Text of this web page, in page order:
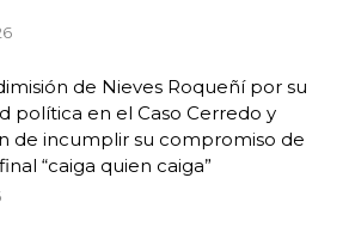
de Nieves Roqueñí por su
política en el Caso Cerredo y
de incumplir su compromiso de
“caiga quien caiga”